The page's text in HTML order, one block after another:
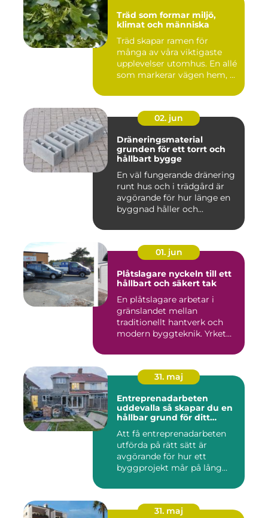
Träd som formar miljö,
klimat och människa
Träd skapar ramen för
många av våra viktigaste
upplevelser utomhus. En allé
som markerar vägen hem, ...
02. jun
Dräneringsmaterial
grunden för ett torrt och
hållbart bygge
En väl fungerande dränering
runt hus och i trädgård är
avgörande för hur länge en
byggnad håller och...
01. jun
Plåtslagare nyckeln till ett
hållbart och säkert tak
En plåtslagare arbetar i
gränslandet mellan
traditionellt hantverk och
modern byggteknik. Yrket
31. maj
Entreprenadarbeten
uddevalla så skapar du en
hållbar grund för ditt
Att få entreprenadarbeten
utförda på rätt sätt är
avgörande för hur ett
byggprojekt mår på lång
31. maj